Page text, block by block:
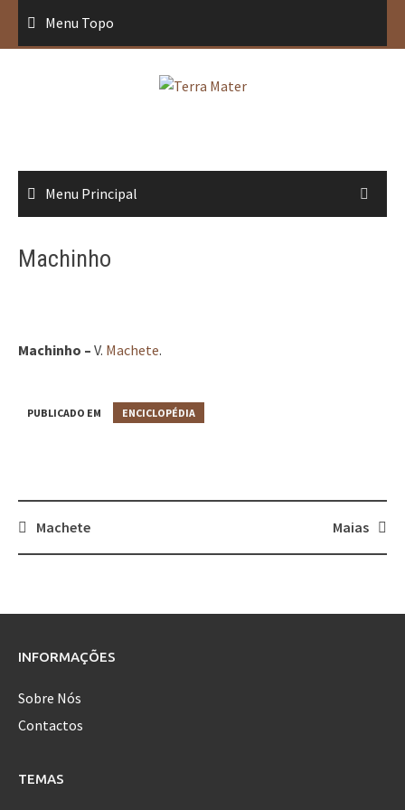
conteúdo
Menu Topo
Menu Principal
Machinho
Machinho – V. Machete.
PUBLICADO EM ENCICLOPÉDIA
Post
Machete Maias
INFORMAÇÕES
Sobre Nós
Contactos
TEMAS